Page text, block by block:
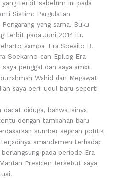
yang terbit sebelum ini pada
Sistim: Pergulatan
yang sama. Buku
terbit pada Juni 2014 itu
sampai Era Soesilo B.
Soekarno dan Epilog Era
penggal dan saya ambil
Wahid dan Megawati
saya beri judul baru seperti
diduga, bahwa isinya
dengan tambahan baru
sumber sejarah politik
amandemen terhadap
pada periode Era
Presiden tersebut saya